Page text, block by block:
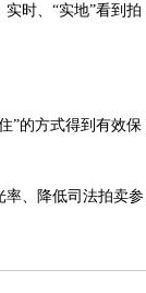
时、“实地”看到拍
”的方式得到有效保
、降低司法拍卖参